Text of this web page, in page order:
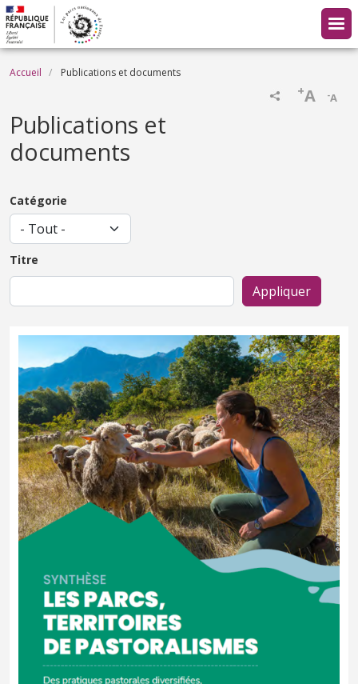
Aller au contenu principal
Fil d'Ariane
Accueil Publications et documents
-A
+A
Publications et
documents
Catégorie
Titre